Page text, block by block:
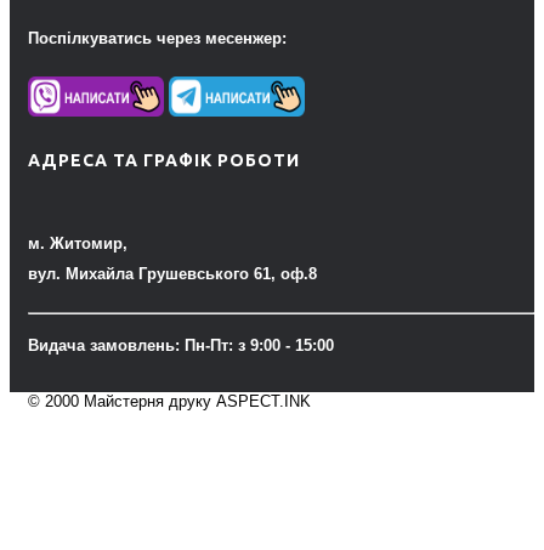
Поспілкуватись через месенжер:
АДРЕСА ТА ГРАФІК РОБОТИ
м. Житомир,
вул. Михайла Грушевського 61, оф.8
Видача замовлень: Пн-Пт: з 9:00 - 15:00
© 2000 Майстерня друку ASPECT.INK